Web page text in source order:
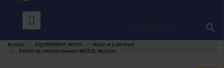

Accueil EQUIPEMENT MOTO
Huile et Lubrifiant
Additif de refroidissement MOTUL MoCool